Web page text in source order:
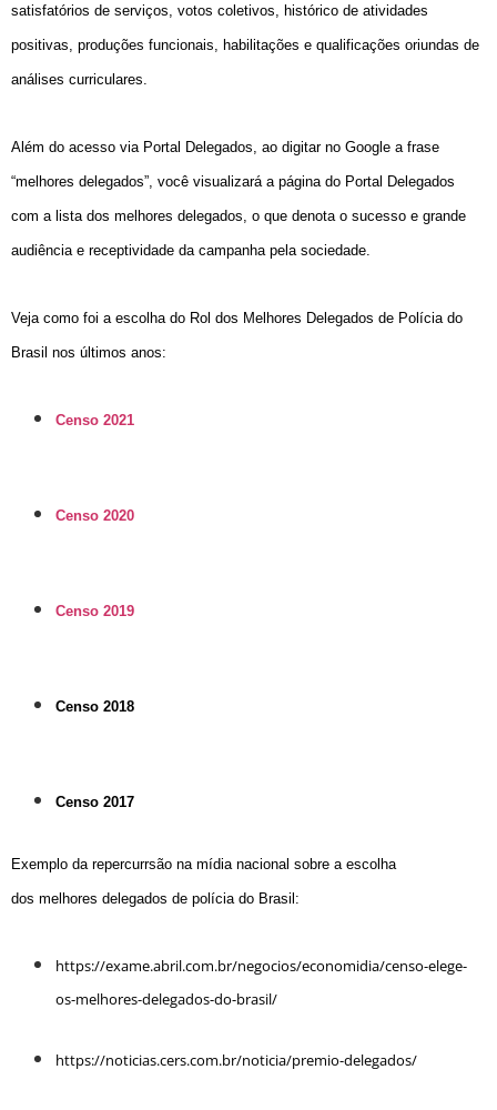
satisfatórios de serviços, votos coletivos, histórico de atividades
positivas, produções funcionais, habilitações e qualificações oriundas de
análises curriculares.
Além do acesso via Portal Delegados, ao digitar no Google a frase
“melhores delegados”, você visualizará a página do Portal Delegados
com a lista dos melhores delegados, o que denota o sucesso e grande
audiência e receptividade da campanha pela sociedade.
Veja como foi a escolha do Rol dos Melhores Delegados de Polícia do
Brasil nos últimos anos:
Censo 2021
Censo 2020
Censo 2019
Censo 2018
Censo 2017
Exemplo da repercurrsão na mídia nacional sobre a escolha
dos melhores delegados de polícia do Brasil:
https://exame.abril.com.br/negocios/economidia/censo-elege-
os-melhores-delegados-do-brasil/
https://noticias.cers.com.br/noticia/premio-delegados/